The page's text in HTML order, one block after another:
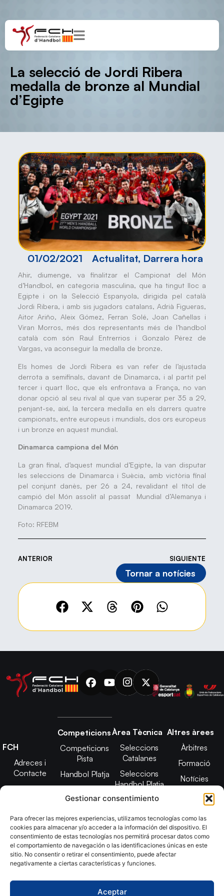
Gestionar consentimiento
Para ofrecer las mejores experiencias, utilizamos tecnologías como las
cookies para almacenar y/o acceder a la información del dispositivo. El
consentimiento de estas tecnologías nos permitirá procesar datos como
el comportamiento de navegación o las identificaciones únicas en este
sitio. No consentir o retirar el consentimiento, puede afectar
negativamente a ciertas características y funciones.
Aceptar
La selecció de Jordi Ribera
medalla de bronze al Mundial
d’Egipte
01/02/2021 Actualitat, Darrera hora
Ahir, diumenge, va finalitzar el Campionat del Món
d’Handbol, en categoria masculina, que ha tingut lloc a
Egipte i on la Selecció Espanyola, dirigida pel català
Jordi Ribera, i amb sis jugadors catalans, Adrià Figueras,
Aitor Ariño, Aleix Gómez, Ferran Solé, Joan Cañellas i
Viran Morros, més dos representants més de l’handbol
català com són Raul Entrerrios i Gonzalo Pérez de
Vargas, va aconseguir la medalla de bronze.
Els homes de Jordi Ribera es van refer de l’ajustada
derrota a semifinals, davant de Dinamarca, i al partit pel
tercer i quart lloc, que els enfrontava a França, no van
donar opció al seu rival al que van superar per 35 a 29,
penjant-se, així, la tercera medalla en els darrers quatre
campionats, entre europeus i mundials, dos ors europeus
i un bronze en aquest mundial.
Dinamarca campiona del Món
La gran final, d’aquest mundial d’Egipte, la van disputar
les seleccions de Dinamarca i Suècia, amb victòria final
pel conjunt danès, per 26 a 24, revalidant el títol de
campió del Món assolit al passat Mundial d’Alemanya i
Dinamarca 2019.
Foto: RFEBM
ANTERIOR SIGUIENTE
Tornar a notícies
FCH
Adreces i
Contacte
Junta Directiva
2025
Estatuts
Transparència
Imatge
Competicions
Competicions
Pista
Handbol Platja
Àrea Tècnica
Seleccions
Catalanes
Seleccions
Handbol Platja
Tecnificació
CATH
Promoció
Altres àrees
Àrbitres
Formació
Notícies
Adreces de
contacte